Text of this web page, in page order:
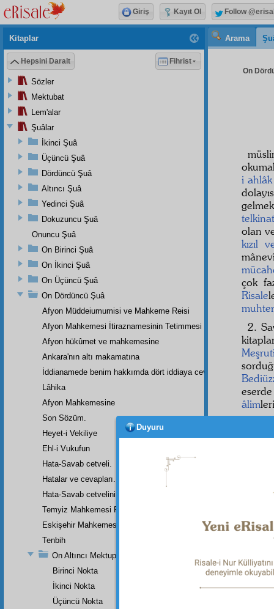
Arama
On
i ahlâk
telkinat
olan
kızıl
çok
Risale
2.
âlim
hakikî
Kitaplar
Hepsini Daralt Fihrist
Sözler
Mektubat
Lem'alar
Şuâlar
İkinci Şuâ
Üçüncü Şuâ
Dördüncü Şuâ
Altıncı Şuâ
Yedinci Şuâ
Dokuzuncu Şuâ
Onuncu Şuâ
On Birinci Şuâ
On İkinci Şuâ
On Üçüncü Şuâ
On Dördüncü Şuâ
Afyon Müddeiumumisi ve Mahkeme Reisi
Afyon Mahkemesi İtiraznamesinin Tetimmesi
Afyon hükûmet ve mahkemesine
Ankara'nın altı makamatına
İddianamede benim hakkımda dört iddiaya cevap
Lâhika
Afyon Mahkemesine
Son Sözüm.
Heyet-i Vekiliye
Ehl-i Vukufun
Hata-Savab cetveli.
Hatalar ve cevapları.
Hata-Savab cetvelinin zeylidir.
Temyiz Mahkemesi Riyasetine:
Eskişehir Mahkemesinde Yazılan Arzuhalin Bir Parçası
Tenbih
On Altıncı Mektup
Birinci Nokta
İkinci Nokta
Üçüncü Nokta
Giriş Kayıt Ol Follow
Duyuru